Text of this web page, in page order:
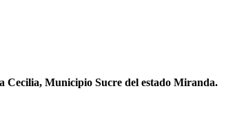
Cecilia, Municipio Sucre del estado Miranda.